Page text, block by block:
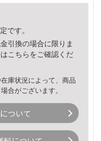
です。
引換の場合に限りま
こちら をご確認くだ
庫状況によって、商品
合がございます。
ついて